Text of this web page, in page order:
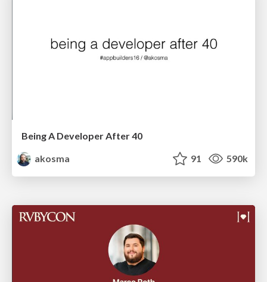
Being A Developer After 40
akosma
91 590k